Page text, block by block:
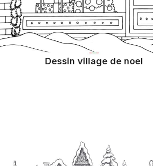
Dessin village de noel